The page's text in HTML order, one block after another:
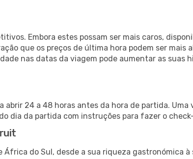
Embora estes possam ser mais caros,
que os preços de última hora podem ser mais
nas datas da viagem pode aumentar as suas
24 a 48 horas antes da hora de partida. Uma
dia da partida com instruções para fazer o
do Sul, desde a sua riqueza gastronómica